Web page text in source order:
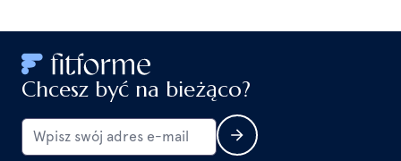
Chcesz być na bieżąco?